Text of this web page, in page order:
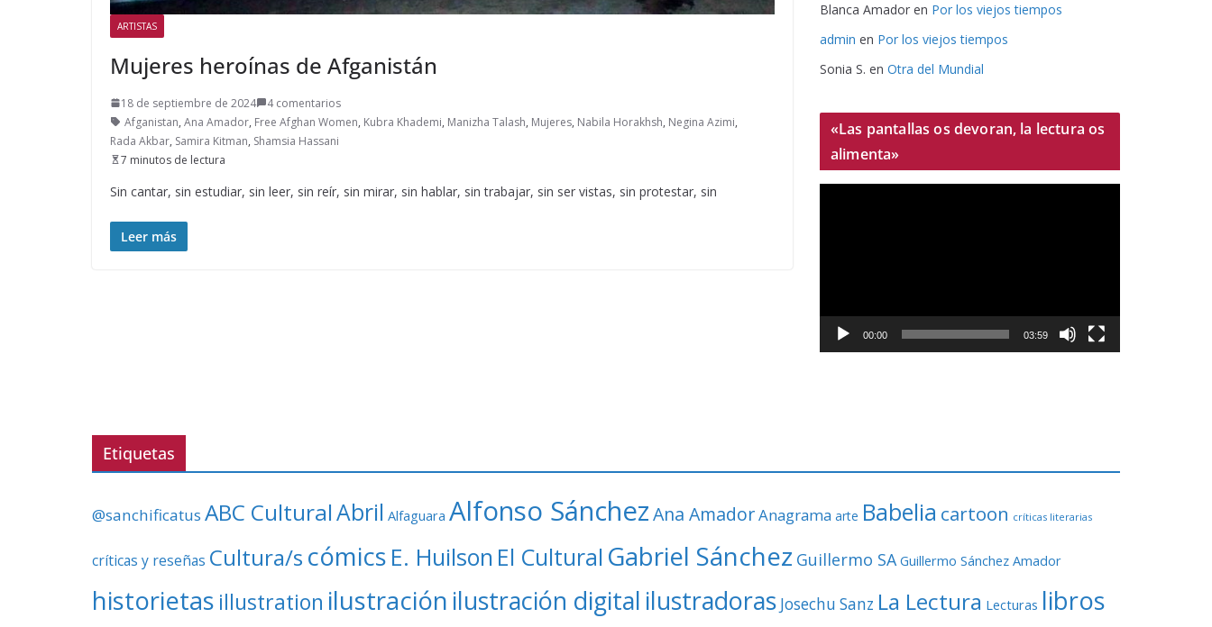
ARTISTAS
Mujeres heroínas de Afganistán
18 de septiembre de 2024
4 comentarios
Afganistan, Ana Amador, Free Afghan Women, Kubra Khademi, Manizha Talash, Mujeres, Nabila Horakhsh, Negina Azimi,
Rada Akbar, Samira Kitman, Shamsia Hassani
7 minutos de lectura
Sin cantar, sin estudiar, sin leer, sin reír, sin mirar, sin hablar, sin trabajar, sin ser vistas, sin protestar, sin
Leer más
Blanca Amador en Por los viejos tiempos
admin en Por los viejos tiempos
Sonia S. en Otra del Mundial
«Las pantallas os devoran, la lectura os
alimenta»
c
í
e
00:00 03:59
Etiquetas
@sanchificatus ABC CulturalAbril Alfaguara Alfonso SánchezAna AmadorAnagrama arte Babelia cartoon críticas literarias
críticas y reseñas Cultura/s cómics E. Huilson El Cultural Gabriel Sánchez Guillermo SA Guillermo Sánchez Amador
historietas illustration ilustración ilustración digital ilustradoras Josechu Sanz La Lectura Lecturas libros